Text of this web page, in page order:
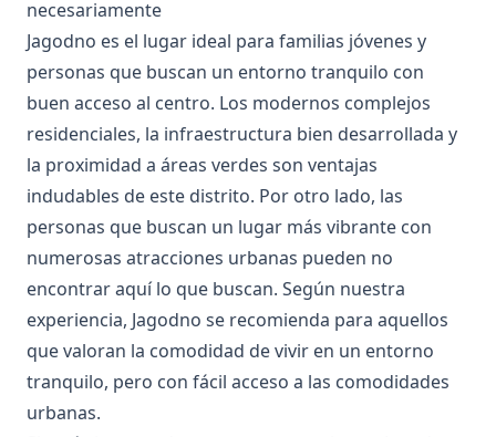
necesariamente
Jagodno es el lugar ideal para familias jóvenes y
personas que buscan un entorno tranquilo con
buen acceso al centro. Los modernos complejos
residenciales, la infraestructura bien desarrollada y
la proximidad a áreas verdes son ventajas
indudables de este distrito. Por otro lado, las
personas que buscan un lugar más vibrante con
numerosas atracciones urbanas pueden no
encontrar aquí lo que buscan. Según nuestra
experiencia, Jagodno se recomienda para aquellos
que valoran la comodidad de vivir en un entorno
tranquilo, pero con fácil acceso a las comodidades
urbanas.